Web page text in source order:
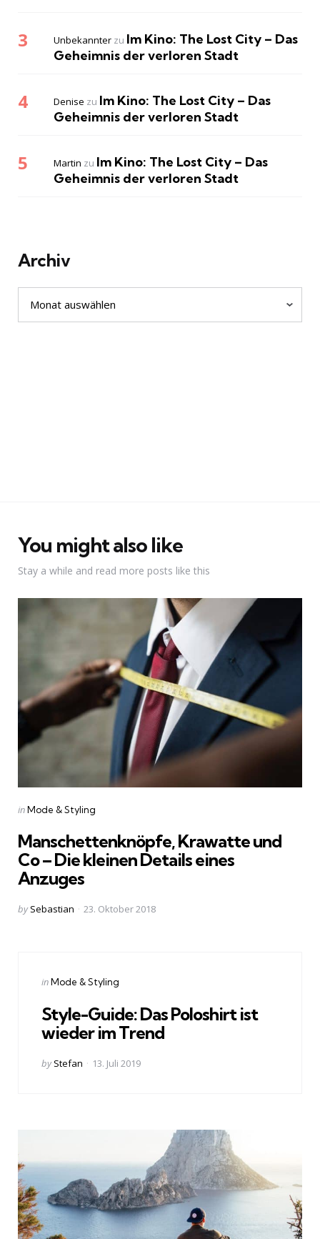
Unbekannter zu Im Kino: The Lost City – Das
Geheimnis der verloren Stadt
Denise zu Im Kino: The Lost City – Das
Geheimnis der verloren Stadt
Martin zu Im Kino: The Lost City – Das
Geheimnis der verloren Stadt
Archiv
Archiv
You might also like
Stay a while and read more posts like this
Categories
Posted
inMode & Styling
Manschettenknöpfe, Krawatte und
Co – Die kleinen Details eines
Anzuges
Posted
by Sebastian 23. Oktober 2018
Categories
Posted
inMode & Styling
Style-Guide: Das Poloshirt ist
wieder im Trend
Posted
by Stefan 13. Juli 2019